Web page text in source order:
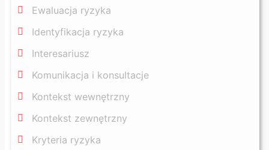
Ewaluacja ryzyka
Identyfikacja ryzyka
Interesariusz
Komunikacja i konsultacje
Kontekst wewnętrzny
Kontekst zewnętrzny
Kryteria ryzyka